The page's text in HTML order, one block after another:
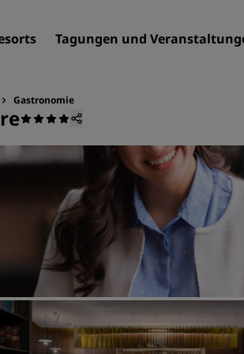
Tagungen und
Reiseziele
Resorts
Neue
Gastronomie